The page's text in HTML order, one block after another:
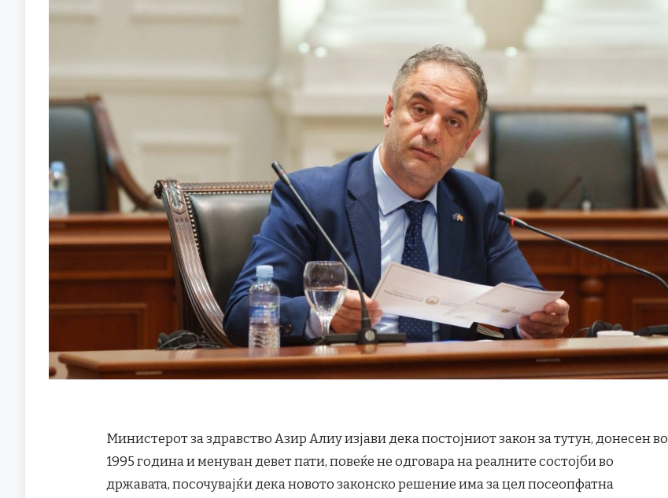
Министерот за здравство Азир Алиу изјави дека постојниот закон за тутун, донесен во
1995 година и менуван девет пати, повеќе не одговара на реалните состојби во
државата, посочувајќи дека новото законско решение има за цел посеопфатна